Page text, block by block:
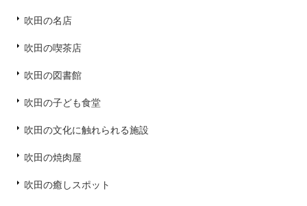
吹田の名店
吹田の喫茶店
吹田の図書館
吹田の子ども食堂
吹田の文化に触れられる施設
吹田の焼肉屋
吹田の癒しスポット